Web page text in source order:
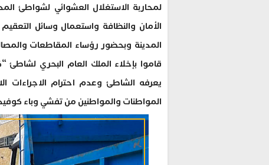
لمحاربة الاستغلال العشوائي لشواطئ
الأمان والنظافة واستعمال وسائل
المدينة وبحضور رؤساء المقاطعات
قاموا بإخلاء الملك العام البحري لشاطئ
يعرفه الشاطئ وعدم احترام الاجراءات
المواطنات والمواطنين من تفشي وباء كوفيد-